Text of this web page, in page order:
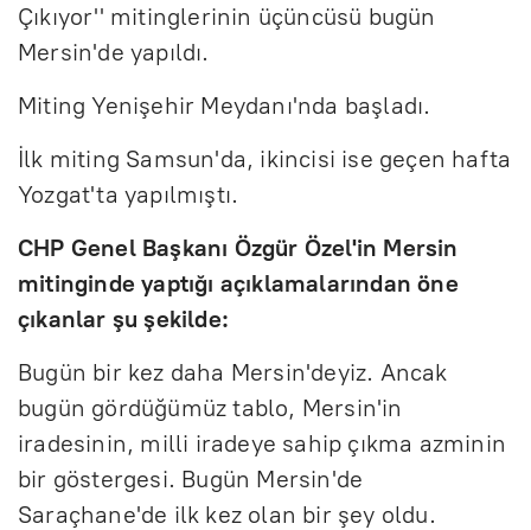
Çıkıyor'' mitinglerinin üçüncüsü bugün
Mersin'de yapıldı.
Miting Yenişehir Meydanı'nda başladı.
İlk miting Samsun'da, ikincisi ise geçen hafta
Yozgat'ta yapılmıştı.
CHP Genel Başkanı Özgür Özel'in Mersin
mitinginde yaptığı açıklamalarından öne
çıkanlar şu şekilde:
Bugün bir kez daha Mersin'deyiz. Ancak
bugün gördüğümüz tablo, Mersin'in
iradesinin, milli iradeye sahip çıkma azminin
bir göstergesi. Bugün Mersin'de
Saraçhane'de ilk kez olan bir şey oldu.